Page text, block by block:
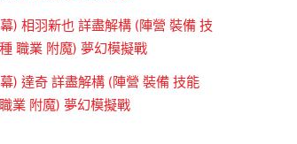
) 相羽新也 詳盡解構 (陣營 裝備 技
職業 附魔) 夢幻模擬戰
) 達奇 詳盡解構 (陣營 裝備 技能
業 附魔) 夢幻模擬戰